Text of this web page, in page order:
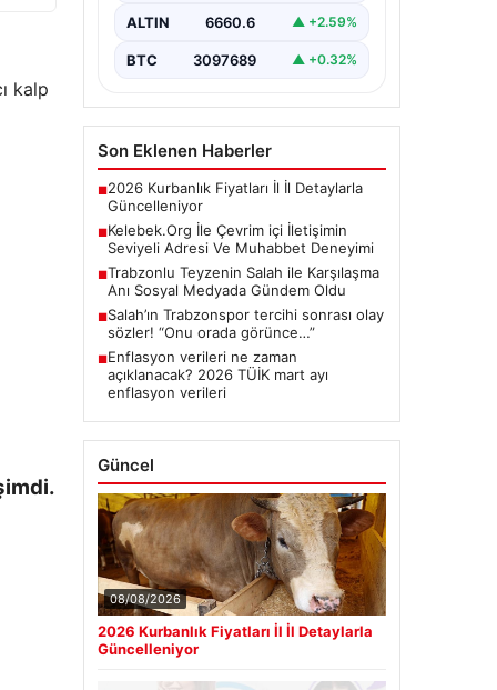
kalp
etmektedir. Halen…
ALTIN 6660.6 ▲ +2.59%
BTC 3097689 ▲ +0.32%
Son Eklenen Haberler
■2026 Kurbanlık Fiyatları İl İl Detaylarla
Güncelleniyor
■Kelebek.Org İle Çevrim içi İletişimin
Seviyeli Adresi Ve Muhabbet Deneyimi
■Trabzonlu Teyzenin Salah ile Karşılaşma
Anı Sosyal Medyada Gündem Oldu
■Salah’ın Trabzonspor tercihi sonrası olay
sözler! “Onu orada görünce…”
■Enflasyon verileri ne zaman
açıklanacak? 2026 TÜİK mart ayı
enflasyon verileri
Güncel
08/08/2026
2026 Kurbanlık Fiyatları İl İl Detaylarla
Güncelleniyor